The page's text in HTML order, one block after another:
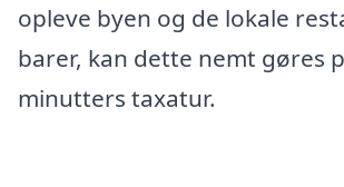
opleve byen og de lokale
barer, kan dette nemt gøres
minutters taxatur.